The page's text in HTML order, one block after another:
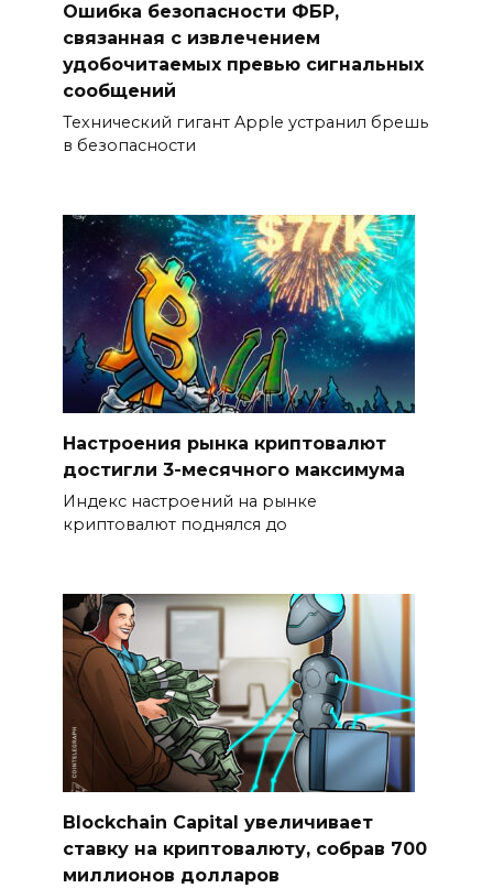
Ошибка безопасности ФБР,
связанная с извлечением
удобочитаемых превью сигнальных
сообщений
Технический гигант Apple устранил брешь
в безопасности
Настроения рынка криптовалют
достигли 3-месячного максимума
Индекс настроений на рынке
криптовалют поднялся до
Blockchain Capital увеличивает
ставку на криптовалюту, собрав 700
миллионов долларов